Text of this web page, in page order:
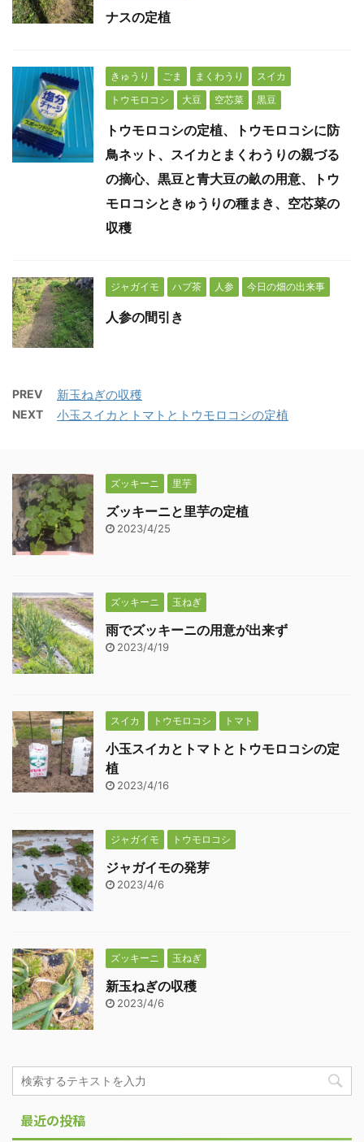
ナスの定植
きゅうり ごま まくわうり
スイカ
トウモロコシ
大豆 空芯菜 黒豆
トウモロコシの定植、トウモロコシに防
鳥ネット、スイカとまくわうりの親づる
の摘心、黒豆と青大豆の畝の用意、トウ
モロコシときゅうりの種まき、空芯菜の
収穫
ジャガイモ ハブ茶 人参 今日の畑の出来事
人参の間引き
PREV 新玉ねぎの収穫
NEXT 小玉スイカとトマトとトウモロコシの定植
ズッキーニ 里芋
ズッキーニと里芋の定植
2023/4/25
ズッキーニ 玉ねぎ
雨でズッキーニの用意が出来ず
2023/4/19
スイカ トウモロコシ トマト
小玉スイカとトマトとトウモロコシの定
植
2023/4/16
ジャガイモ トウモロコシ
ジャガイモの発芽
2023/4/6
ズッキーニ 玉ねぎ
新玉ねぎの収穫
2023/4/6
最近の投稿